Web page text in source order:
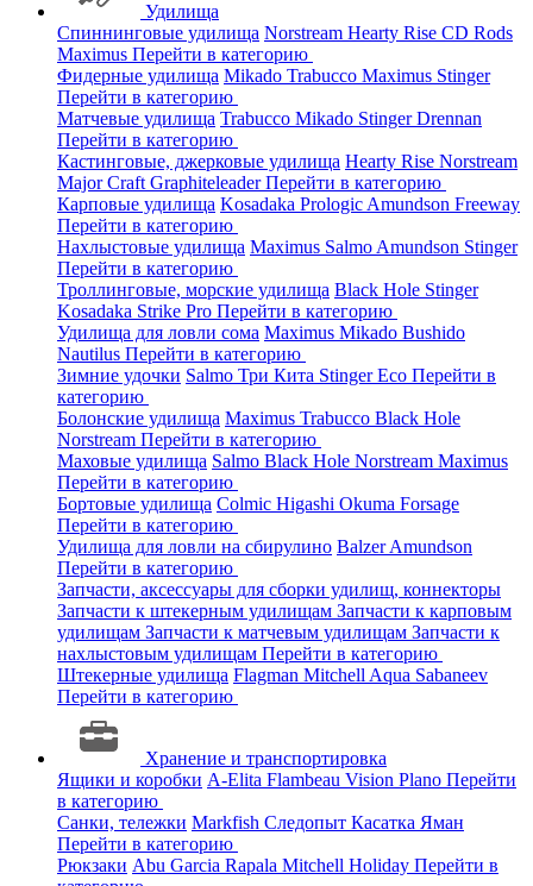
Удилища
Спиннинговые удилища Norstream Hearty Rise CD Rods
Maximus Перейти в категорию
Фидерные удилища Mikado Trabucco Maximus Stinger
Перейти в категорию
Матчевые удилища Trabucco Mikado StingerDrennan
Перейти в категорию
Кастинговые, джерковые удилища Hearty Rise Norstream
Major Craft GraphiteleaderПерейти в категорию
Карповые удилища Kosadaka Prologic Amundson Freeway
Перейти в категорию
Нахлыстовые удилища Maximus Salmo Amundson Stinger
Перейти в категорию
Троллинговые, морские удилища Black Hole Stinger
Kosadaka Strike Pro Перейти в категорию
Удилища для ловли сома Maximus Mikado Bushido
Nautilus Перейти в категорию
Зимние удочки Salmo Три Кита StingerEco Перейти в
категорию
Болонские удилища Maximus Trabucco Black Hole
Norstream Перейти в категорию
Маховые удилища Salmo Black Hole Norstream Maximus
Перейти в категорию
Бортовые удилища Colmic Higashi Okuma Forsage
Перейти в категорию
Удилища для ловли на сбирулино BalzerAmundson
Перейти в категорию
Запчасти, аксессуары для сборки удилищ, коннекторы
Запчасти к штекерным удилищам Запчасти к карповым
удилищам Запчасти к матчевым удилищам Запчасти к
нахлыстовым удилищам Перейти в категорию
Штекерные удилища Flagman Mitchell Aqua Sabaneev
Перейти в категорию
Хранение и транспортировка
Ящики и коробки A-Elita Flambeau Vision Plano Перейти
в категорию
Санки, тележки Markfish Следопыт Касатка Яман
Перейти в категорию
Рюкзаки Abu Garcia Rapala Mitchell Holiday Перейти в